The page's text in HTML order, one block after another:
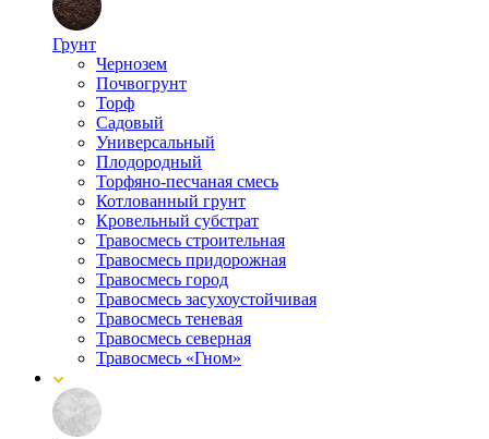
Грунт
Чернозем
Почвогрунт
Торф
Садовый
Универсальный
Плодородный
Торфяно-песчаная смесь
Котлованный грунт
Кровельный субстрат
Травосмесь строительная
Травосмесь придорожная
Травосмесь город
Травосмесь засухоустойчивая
Травосмесь теневая
Травосмесь северная
Травосмесь «Гном»